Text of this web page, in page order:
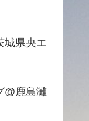
城県央エ
@鹿島灘